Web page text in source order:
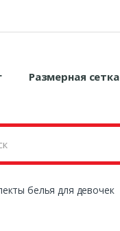
Размерная сетка
белья для девочек